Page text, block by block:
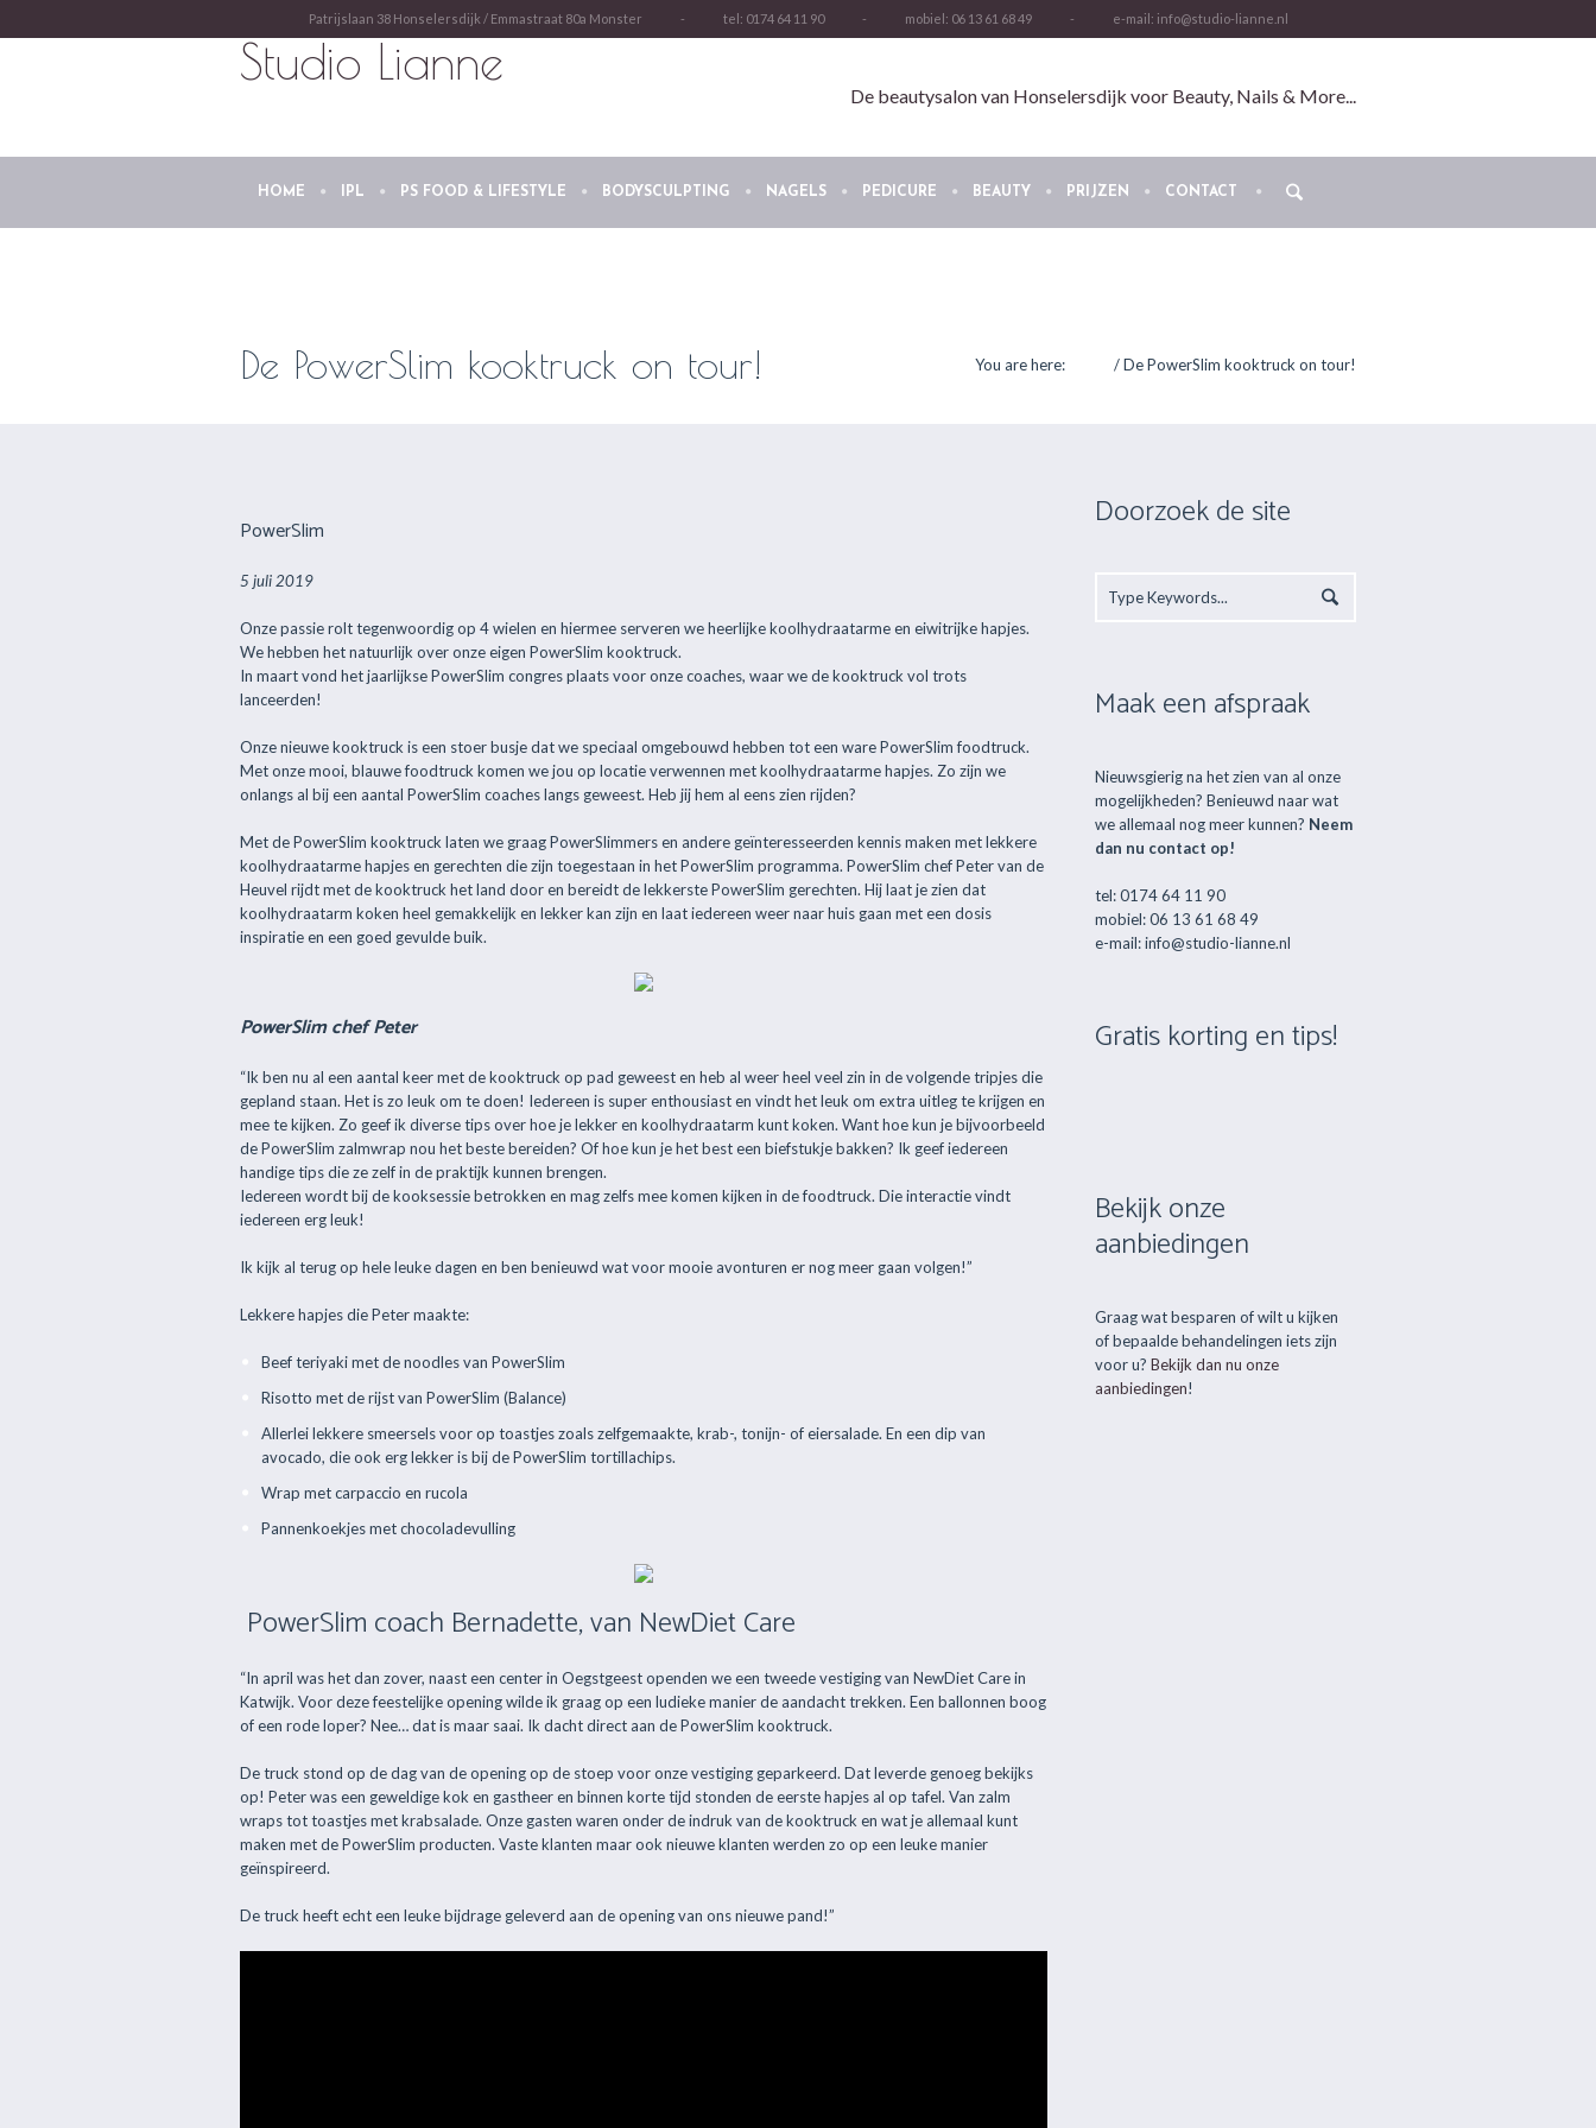
Patrijslaan 38 Honselersdijk / Emmastraat 80a Monster - tel: 0174 64 11 90 - mobiel: 06 13 61 68 49 - e-mail: info@studio-lianne.nl
Studio Lianne
De beautysalon van Honselersdijk voor Beauty, Nails & More...
HOME IPL PS FOOD & LIFESTYLE BODYSCULPTING NAGELS PEDICURE BEAUTY PRIJZEN CONTACT
De PowerSlim kooktruck on tour! You are here: /De PowerSlim kooktruck on tour!
PowerSlim
5 juli 2019
Onze passie rolt tegenwoordig op 4 wielen en hiermee serveren we heerlijke koolhydraatarme en eiwitrijke hapjes.
We hebben het natuurlijk over onze eigen PowerSlim kooktruck.
In maart vond het jaarlijkse PowerSlim congres plaats voor onze coaches, waar we de kooktruck vol trots
lanceerden!
Onze nieuwe kooktruck is een stoer busje dat we speciaal omgebouwd hebben tot een ware PowerSlim foodtruck.
Met onze mooi, blauwe foodtruck komen we jou op locatie verwennen met koolhydraatarme hapjes. Zo zijn we
onlangs al bij een aantal PowerSlim coaches langs geweest. Heb jij hem al eens zien rijden?
Met de PowerSlim kooktruck laten we graag PowerSlimmers en andere geïnteresseerden kennis maken met lekkere
koolhydraatarme hapjes en gerechten die zijn toegestaan in het PowerSlim programma. PowerSlim chef Peter van de
Heuvel rijdt met de kooktruck het land door en bereidt de lekkerste PowerSlim gerechten. Hij laat je zien dat
koolhydraatarm koken heel gemakkelijk en lekker kan zijn en laat iedereen weer naar huis gaan met een dosis
inspiratie en een goed gevulde buik.
PowerSlim chef Peter
“Ik ben nu al een aantal keer met de kooktruck op pad geweest en heb al weer heel veel zin in de volgende tripjes die
gepland staan. Het is zo leuk om te doen! Iedereen is super enthousiast en vindt het leuk om extra uitleg te krijgen en
mee te kijken. Zo geef ik diverse tips over hoe je lekker en koolhydraatarm kunt koken. Want hoe kun je bijvoorbeeld
de PowerSlim zalmwrap nou het beste bereiden? Of hoe kun je het best een biefstukje bakken? Ik geef iedereen
handige tips die ze zelf in de praktijk kunnen brengen.
Iedereen wordt bij de kooksessie betrokken en mag zelfs mee komen kijken in de foodtruck. Die interactie vindt
iedereen erg leuk!
Ik kijk al terug op hele leuke dagen en ben benieuwd wat voor mooie avonturen er nog meer gaan volgen!”
Lekkere hapjes die Peter maakte:
Beef teriyaki met de noodles van PowerSlim
Risotto met de rijst van PowerSlim (Balance)
Allerlei lekkere smeersels voor op toastjes zoals zelfgemaakte, krab-, tonijn- of eiersalade. En een dip van
avocado, die ook erg lekker is bij de PowerSlim tortillachips.
Wrap met carpaccio en rucola
Pannenkoekjes met chocoladevulling
PowerSlim coach Bernadette, van NewDiet Care
“In april was het dan zover, naast een center in Oegstgeest openden we een tweede vestiging van NewDiet Care in
Katwijk. Voor deze feestelijke opening wilde ik graag op een ludieke manier de aandacht trekken. Een ballonnen boog
of een rode loper? Nee… dat is maar saai. Ik dacht direct aan de PowerSlim kooktruck.
De truck stond op de dag van de opening op de stoep voor onze vestiging geparkeerd. Dat leverde genoeg bekijks
op! Peter was een geweldige kok en gastheer en binnen korte tijd stonden de eerste hapjes al op tafel. Van zalm
wraps tot toastjes met krabsalade. Onze gasten waren onder de indruk van de kooktruck en wat je allemaal kunt
maken met de PowerSlim producten. Vaste klanten maar ook nieuwe klanten werden zo op een leuke manier
geïnspireerd.
De truck heeft echt een leuke bijdrage geleverd aan de opening van ons nieuwe pand!”
Doorzoek de site
Maak een afspraak
Nieuwsgierig na het zien van al onze
mogelijkheden? Benieuwd naar wat
we allemaal nog meer kunnen? Neem
dan nu contact op!
tel: 0174 64 11 90
mobiel: 06 13 61 68 49
e-mail: info@studio-lianne.nl
Gratis korting en tips!
Bekijk onze
aanbiedingen
Graag wat besparen of wilt u kijken
of bepaalde behandelingen iets zijn
voor u?Bekijk dan nu onze
aanbiedingen!